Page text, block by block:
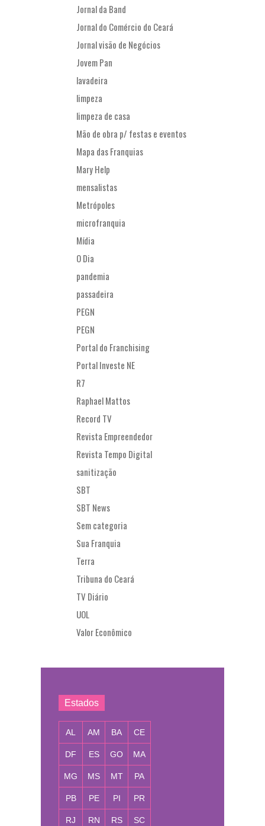
Jornal da Band
Jornal do Comércio do Ceará
Jornal visão de Negócios
Jovem Pan
lavadeira
limpeza
limpeza de casa
Mão de obra p/ festas e eventos
Mapa das Franquias
Mary Help
mensalistas
Metrópoles
microfranquia
Mídia
O Dia
pandemia
passadeira
PEGN
PEGN
Portal do Franchising
Portal Investe NE
R7
Raphael Mattos
Record TV
Revista Empreendedor
Revista Tempo Digital
sanitização
SBT
SBT News
Sem categoria
Sua Franquia
Terra
Tribuna do Ceará
TV Diário
UOL
Valor Econômico
Estados
AL AM BA CE
DF ES GO MA
MG MS MT PA
PB PE PI PR
RJ RN RS SC